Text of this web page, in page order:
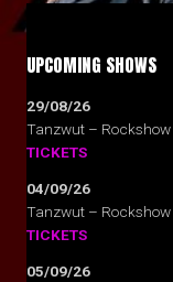
UPCOMING SHOWS
29/08/26
Tanzwut – Rockshow
TICKETS
04/09/26
Tanzwut – Rockshow
TICKETS
05/09/26